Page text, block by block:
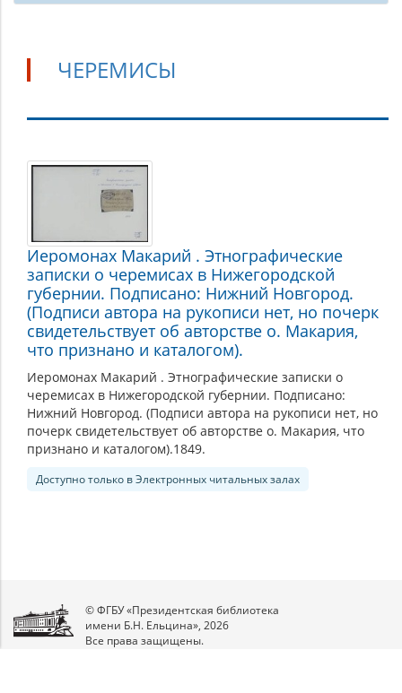
ЧЕРЕМИСЫ
Черемисы
Иеромонах Макарий . Этнографические
записки о черемисах в Нижегородской
губернии. Подписано: Нижний Новгород.
(Подписи автора на рукописи нет, но почерк
свидетельствует об авторстве о. Макария,
что признано и каталогом).
Иеромонах Макарий . Этнографические записки о
черемисах в Нижегородской губернии. Подписано:
Нижний Новгород. (Подписи автора на рукописи нет, но
почерк свидетельствует об авторстве о. Макария, что
признано и каталогом).1849.
Доступно только в Электронных читальных залах
© ФГБУ «Президентская библиотека
имени Б.Н. Ельцина», 2026
Все права защищены.